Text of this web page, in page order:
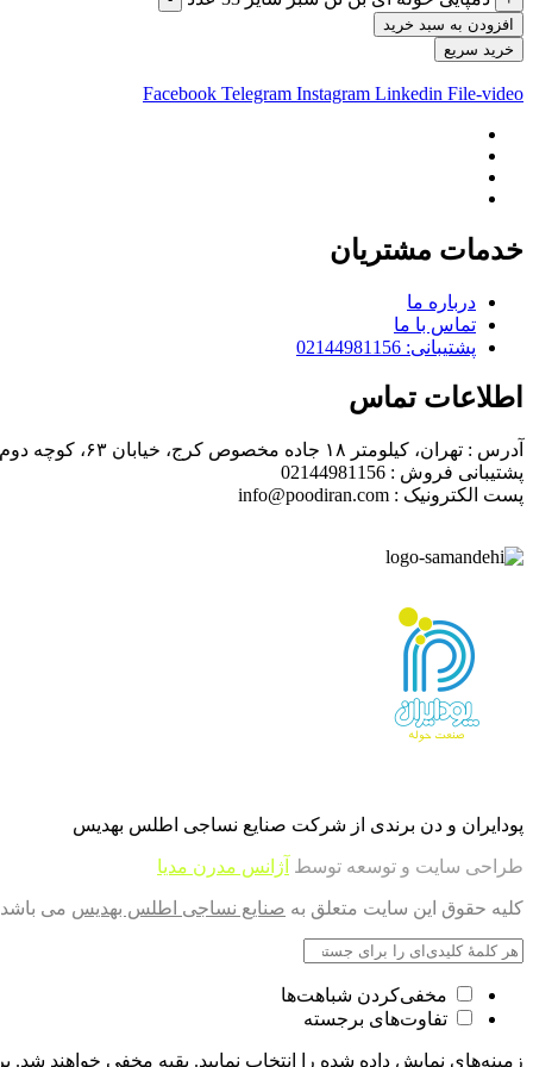
افزودن به سبد خرید
خرید سریع
Facebook Telegram Instagram Linkedin File-video
خدمات مشتریان
درباره ما
تماس با ما
پشتیبانی: 02144981156
اطلاعات تماس
آدرس : تهران، کیلومتر ۱۸ جاده مخصوص کرج، خیابان ۶۳، کوچه دوم، پلاک ۴
پشتیبانی فروش : 02144981156
پست الکترونیک : info@poodiran.com
پودایران و دن برندی از شرکت صنایع نساجی اطلس بهدیس
طراحی سایت و توسعه توسط آژانس مدرن مدیا
کلیه حقوق این سایت متعلق به صنایع نساجی اطلس بهدیس می
مخفی‌کردن شباهت‌ها
تفاوت‌های برجسته
زمینه‌های نمایش داده شده را انتخاب نمایید. بقیه مخفی خواهند شد.